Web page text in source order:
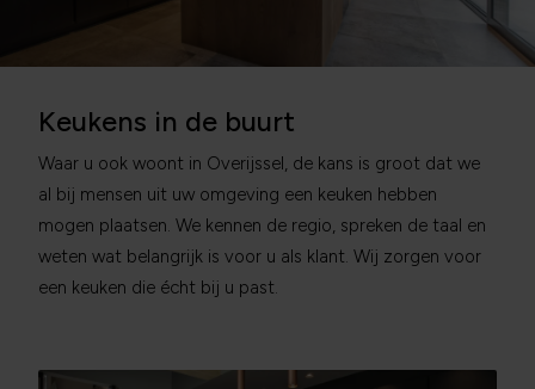
Keukens in de buurt
Waar u ook woont in Overijssel, de kans is groot dat we
al bij mensen uit uw omgeving een keuken hebben
mogen plaatsen. We kennen de regio, spreken de taal en
weten wat belangrijk is voor u als klant. Wij zorgen voor
een keuken die écht bij u past.